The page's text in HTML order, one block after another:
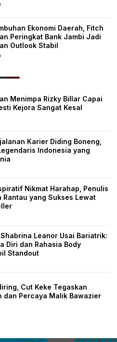
Ekonomi Daerah, Fitch
Peringkat Bank Jambi Jadi
Outlook Stabil
Menimpa Rizky Billar Capai
Kejora Sangat Kesal
Karier Diding Boneng,
Indonesia yang
Nikmat Harahap, Penulis
Rantau yang Sukses Lewat
Leanor Usai Bariatrik:
Diri dan Rahasia Body
Standout
Cut Keke Tegaskan
dan Percaya Malik Bawazier